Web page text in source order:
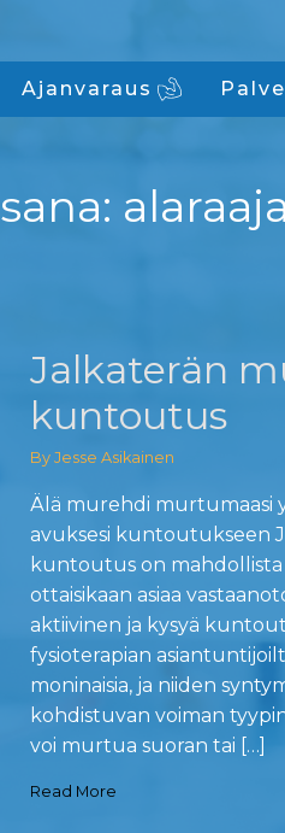
Ajanvaraus
Jalkaterän
kuntoutus
By Jesse Asikainen
Älä murehdi murtumaasi
avuksesi kuntoutukseen
kuntoutus on mahdollista
ottaisikaan asiaa
aktiivinen ja kysyä
fysioterapian
moninaisia, ja niiden
kohdistuvan voiman
voi murtua suoran tai […]
Read More